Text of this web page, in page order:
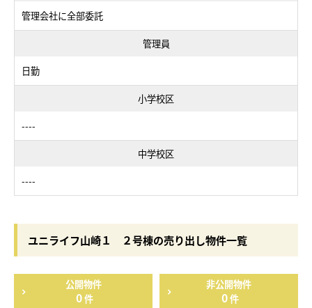
管理会社に全部委託
管理員
日勤
小学校区
----
中学校区
----
ユニライフ山崎１ ２号棟の売り出し物件一覧
公開物件
0件
非公開物件
0件